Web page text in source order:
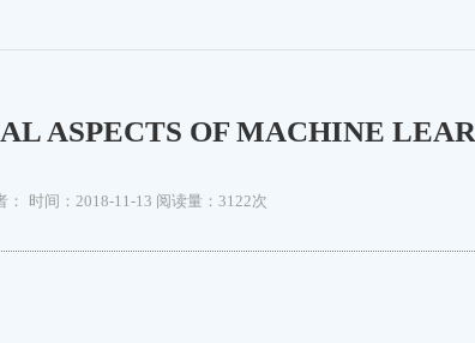
ASPECTS OF MACHINE
： 时间：2018-11-13 阅读量：3122次